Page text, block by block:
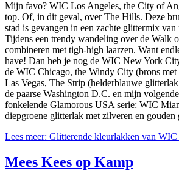
Mijn favo? WIC Los Angeles, the City of
top. Of, in dit geval, over The Hills. Deze
stad is gevangen in een zachte glittermix van
Tijdens een trendy wandeling over de Walk
combineren met tigh-high laarzen. Want
have! Dan heb je nog de WIC New York
de WIC Chicago, the Windy City (brons
Las Vegas, The Strip (helderblauwe
de paarse Washington D.C. en mijn
fonkelende Glamorous USA serie: WIC
diepgroene glitterlak met zilveren en gouden
Lees meer: Glitterende kleurlakken van
Mees Kees op Kamp